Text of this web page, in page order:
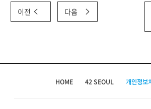
이전 다음
HOME 42 SEOUL 개인정보